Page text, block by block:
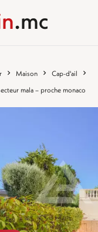
Maison
Cap-d'ail
mala – proche monaco